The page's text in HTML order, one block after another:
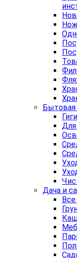
Бытовая
Дача и